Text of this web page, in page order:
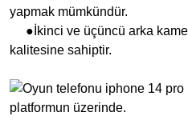
yapmak mümkündür.
●İkinci ve üçüncü arka
kalitesine sahiptir.